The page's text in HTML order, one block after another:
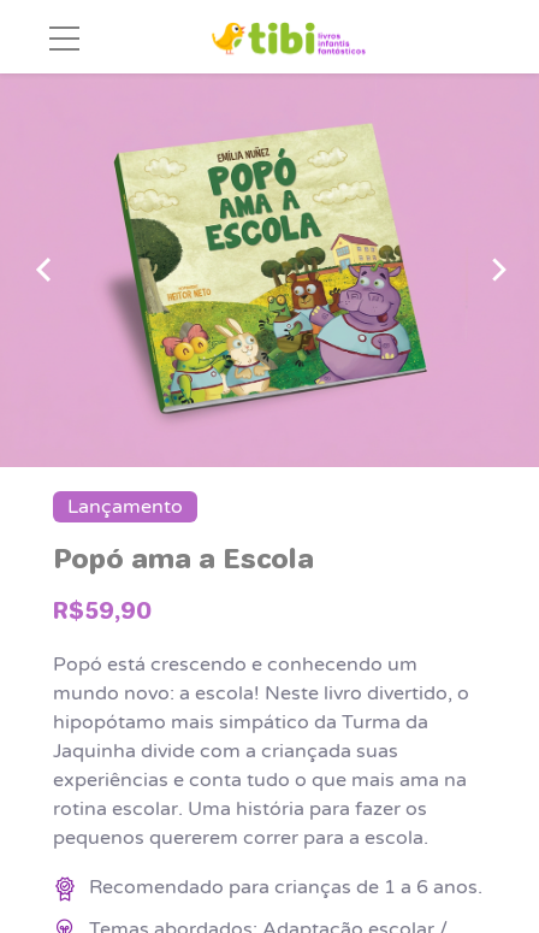
Previous
Lançamento
Popó ama a Escola
R$59,90
Popó está crescendo e conhecendo um
mundo novo: a escola! Neste livro divertido, o
hipopótamo mais simpático da Turma da
Jaquinha divide com a criançada suas
experiências e conta tudo o que mais ama na
rotina escolar. Uma história para fazer os
pequenos quererem correr para a escola.
Recomendado para crianças de 1 a 6 anos.